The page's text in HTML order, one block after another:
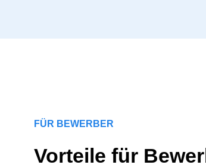
FÜR BEWERBER
Vorteile für